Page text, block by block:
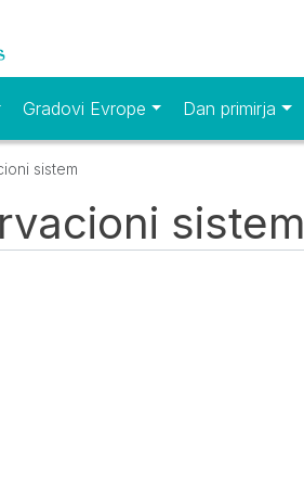
Gradovi Evrope Dan primirja
sistem
sistem